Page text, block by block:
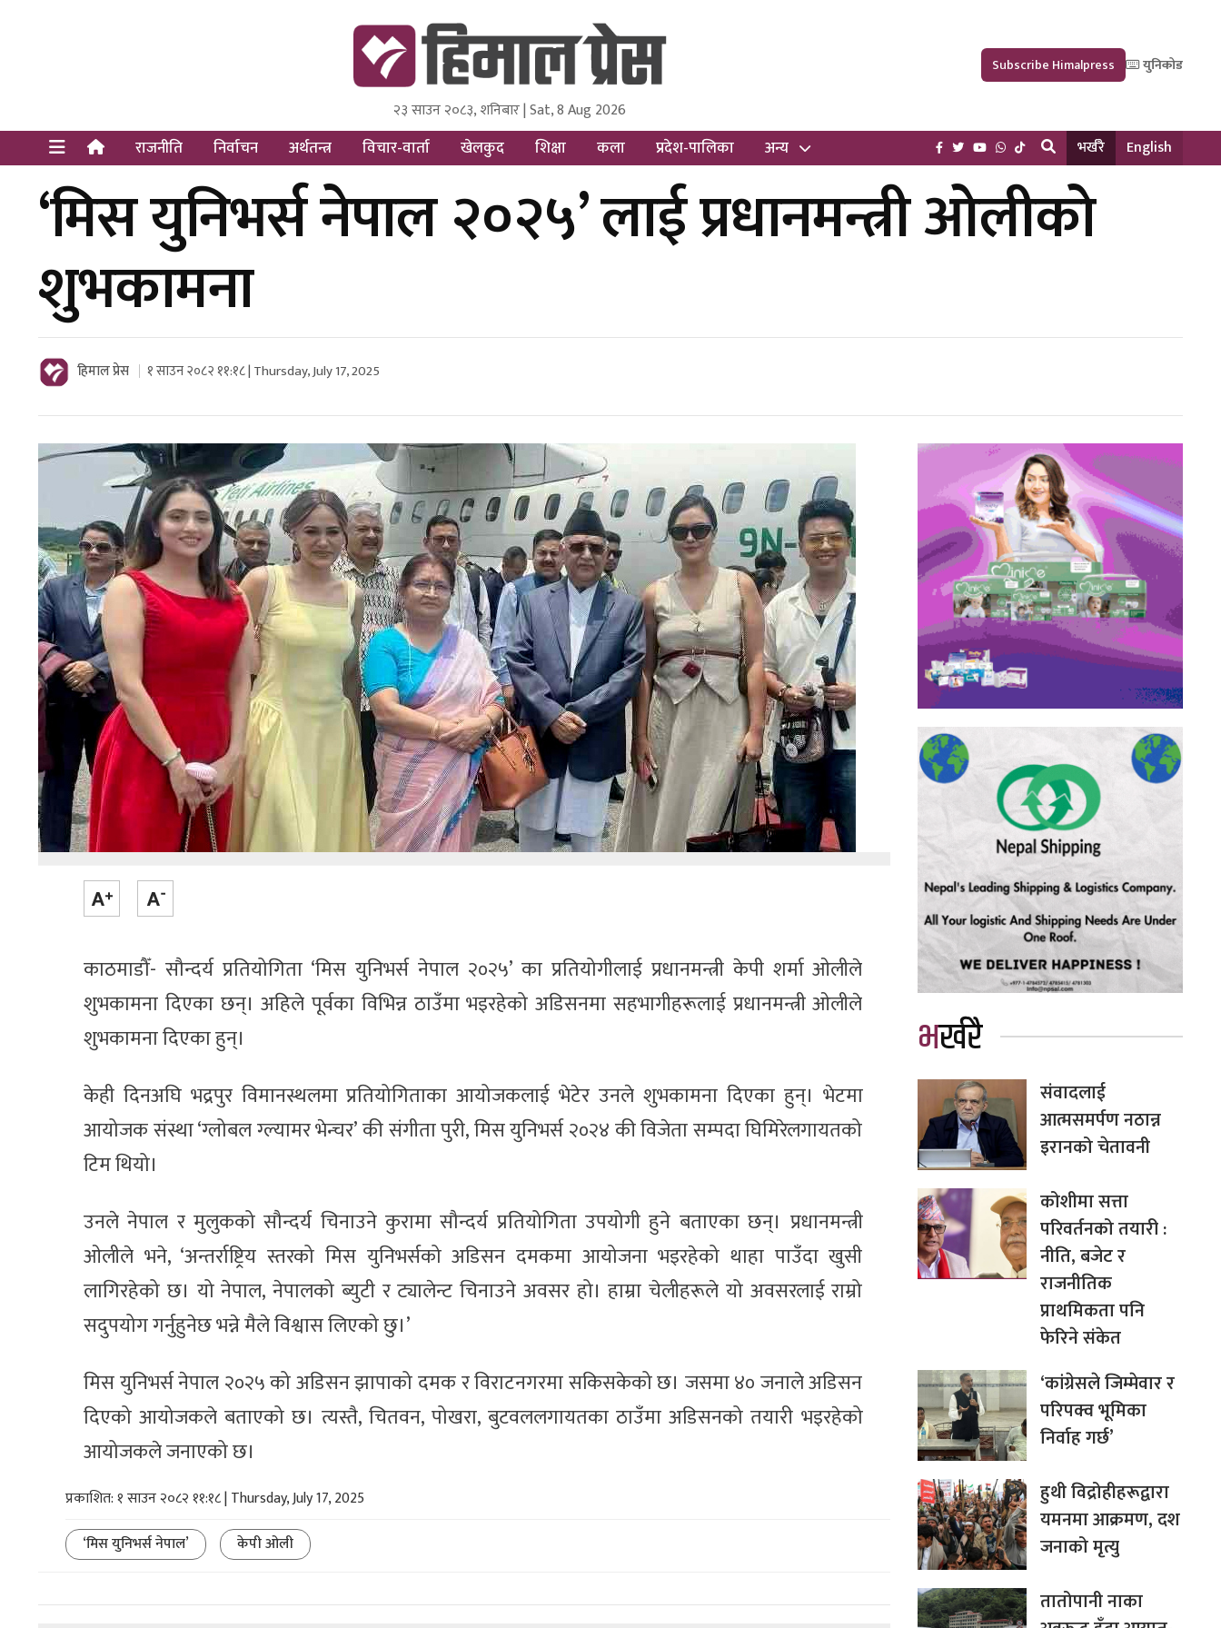
Himal Press
Dot NewsyNepal Media and Research Pvt Ltd.
२३ साउन २०८३, शनिबार | Sat, 8 Aug 2026
Subscribe Himalpress युनिकोड
राजनीति निर्वाचन अर्थतन्त्र विचार-वार्ता खेलकुद शिक्षा कला प्रदेश-पालिका अन्य भर्खरै English
‘मिस युनिभर्स नेपाल २०२५’ लाई प्रधानमन्त्री ओलीकाे
शुभकामना
हिमाल प्रेस १ साउन २०८२ ११:१८ | Thursday, July 17, 2025
काठमाडौँ- सौन्दर्य प्रतियोगिता ‘मिस युनिभर्स नेपाल २०२५’ का प्रतियोगीलाई प्रधानमन्त्री केपी शर्मा ओलीले
शुभकामना दिएका छन्। अहिले पूर्वका विभिन्न ठाउँमा भइरहेको अडिसनमा सहभागीहरूलाई प्रधानमन्त्री ओलीले
शुभकामना दिएका हुन्।
केही दिनअघि भद्रपुर विमानस्थलमा प्रतियोगिताका आयोजकलाई भेटेर उनले शुभकामना दिएका हुन्। भेटमा
आयोजक संस्था ‘ग्लोबल ग्ल्यामर भेन्चर’ की संगीता पुरी, मिस युनिभर्स २०२४ की विजेता सम्पदा घिमिरेलगायतको
टिम थियो।
उनले नेपाल र मुलुकको सौन्दर्य चिनाउने कुरामा सौन्दर्य प्रतियोगिता उपयोगी हुने बताएका छन्। प्रधानमन्त्री
ओलीले भने, ‘अन्तर्राष्ट्रिय स्तरको मिस युनिभर्सको अडिसन दमकमा आयोजना भइरहेको थाहा पाउँदा खुसी
लागिरहेको छ। यो नेपाल, नेपालको ब्युटी र ट्यालेन्ट चिनाउने अवसर हो। हाम्रा चेलीहरूले यो अवसरलाई राम्रो
सदुपयोग गर्नुहुनेछ भन्ने मैले विश्वास लिएको छु।’
मिस युनिभर्स नेपाल २०२५ को अडिसन झापाको दमक र विराटनगरमा सकिसकेको छ। जसमा ४० जनाले अडिसन
दिएको आयोजकले बताएको छ। त्यस्तै, चितवन, पोखरा, बुटवललगायतका ठाउँमा अडिसनको तयारी भइरहेको
आयोजकले जनाएको छ।
प्रकाशित: १ साउन २०८२ ११:१८ | Thursday, July 17, 2025
‘मिस युनिभर्स नेपाल’
केपी ओली
भर्खरै
संवादलाई
आत्मसमर्पण नठान्न
इरानको चेतावनी
कोशीमा सत्ता
परिवर्तनको तयारी :
नीति, बजेट र
राजनीतिक
प्राथमिकता पनि
फेरिने संकेत
‘कांग्रेसले जिम्मेवार र
परिपक्व भूमिका
निर्वाह गर्छ’
हुथी विद्रोहीहरूद्वारा
यमनमा आक्रमण, दश
जनाको मृत्यु
तातोपानी नाका